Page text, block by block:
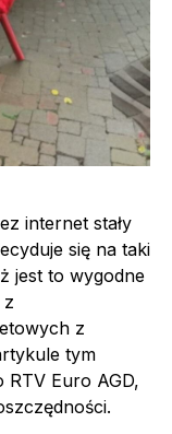
internet stały
się na taki
jest to wygodne
z
z
tym
Euro AGD,